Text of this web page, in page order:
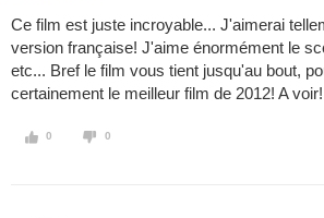
Ce film est juste incroyable... J'aimerai
version française! J'aime énormément le
etc... Bref le film vous tient jusqu'au bout,
certainement le meilleur film de 2012! A voir!
0 0